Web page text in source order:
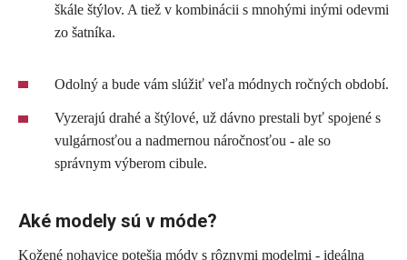
škále štýlov. A tiež v kombinácii s mnohými inými odevmi
zo šatníka.
Odolný a bude vám slúžiť veľa módnych ročných období.
Vyzerajú drahé a štýlové, už dávno prestali byť spojené s
vulgárnosťou a nadmernou náročnosťou - ale so
správnym výberom cibule.
Aké modely sú v móde?
Kožené nohavice potešia módy s rôznymi modelmi - ideálna